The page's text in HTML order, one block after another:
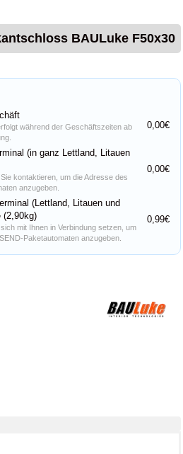
BAULuke F50x30
während der Geschäftszeiten ab
0,00€
(in ganz Lettland, Litauen
kontaktieren, um die Adresse des
anzugeben.
0,00€
(Lettland, Litauen und
(2,90kg)
mit Ihnen in Verbindung setzen, um
Paketautomaten anzugeben.
0,99€